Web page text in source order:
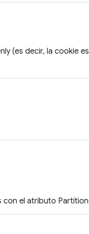
(es decir, la cookie
con el atributo